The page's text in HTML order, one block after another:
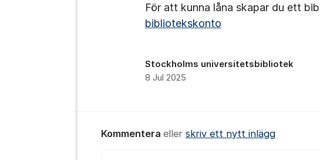
För att kunna låna skapar du ett
bibliotekskonto
Stockholms universitetsbibliotek
8 Jul 2025
Kommentera eller skriv ett nytt inlägg